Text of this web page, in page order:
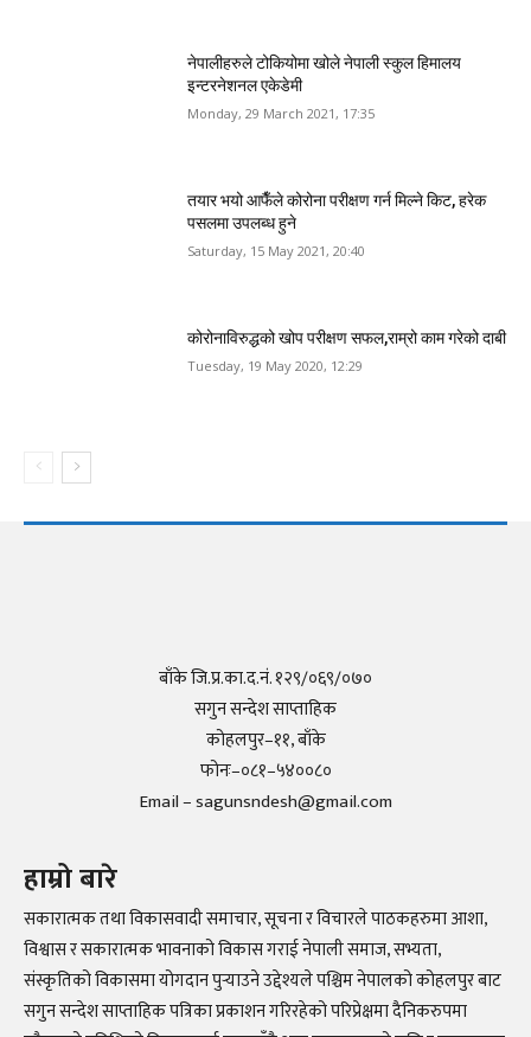
नेपालीहरुले टोकियोमा खोले नेपाली स्कुल हिमालय
इन्टरनेशनल एकेडेमी
Monday, 29 March 2021, 17:35
तयार भयो आफैँले कोरोना परीक्षण गर्न मिल्ने किट, हरेक
पसलमा उपलब्ध हुने
Saturday, 15 May 2021, 20:40
कोरोनाविरुद्धको खोप परीक्षण सफल,राम्रो काम गरेको दाबी
Tuesday, 19 May 2020, 12:29
बाँके जि.प्र.का.द.नं. १२९/०६९/०७०
सगुन सन्देश साप्ताहिक
कोहलपुर–११, बाँके
फोनः–०८१–५४००८०
Email – sagunsndesh@gmail.com
हाम्रो बारे
सकारात्मक तथा विकासवादी समाचार, सूचना र विचारले पाठकहरुमा आशा,
विश्वास र सकारात्मक भावनाको विकास गराई नेपाली समाज, सभ्यता,
संस्कृतिको विकासमा योगदान पुर्‍याउने उद्देश्यले पश्चिम नेपालको कोहलपुर बाट
सगुन सन्देश साप्ताहिक पत्रिका प्रकाशन गरिरहेको परिप्रेक्षमा दैनिकरुपमा